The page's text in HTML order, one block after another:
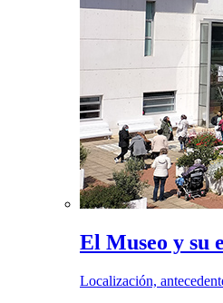
El Museo y su
Localización,